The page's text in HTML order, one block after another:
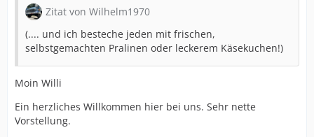
Zitat von Wilhelm1970
(.... und ich besteche jeden mit frischen,
selbstgemachten Pralinen oder leckerem Käsekuchen!)
Moin Willi
Ein herzliches Willkommen hier bei uns. Sehr nette
Vorstellung.